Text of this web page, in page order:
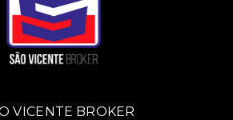
VICENTE BROKER